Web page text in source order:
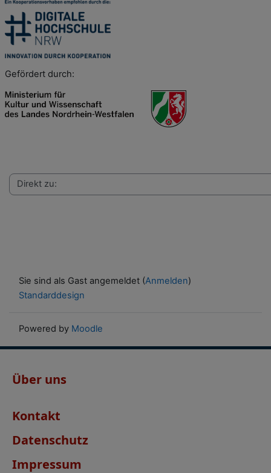
Gefördert durch:
Sie sind als Gast angemeldet (Anmelden)
Standarddesign
Powered by Moodle
Über uns
Kontakt
Datenschutz
Impressum